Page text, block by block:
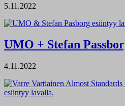
5.11.2022
UMO + Stefan
4.11.2022